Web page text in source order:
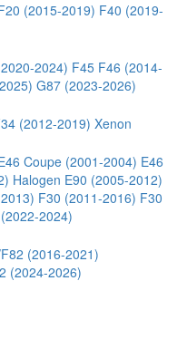
(2015-2019) F40 (2019-
2024) F45 F46 (2014-
G87 (2023-2026)
(2012-2019) Xenon
Coupe (2001-2004) E46
Halogen E90 (2005-2012)
F30 (2011-2016) F30
2024)
(2016-2021)
(2024-2026)